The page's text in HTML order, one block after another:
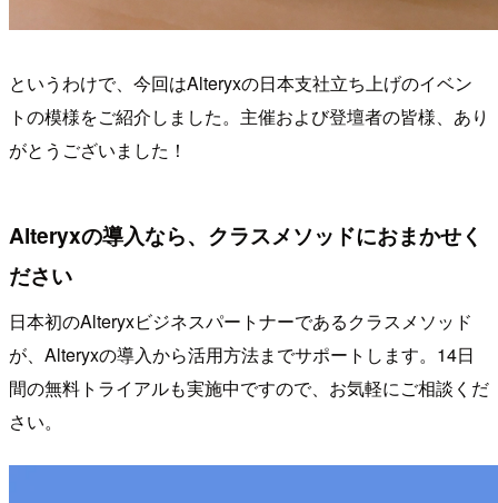
というわけで、今回はAlteryxの日本支社立ち上げのイベン
トの模様をご紹介しました。主催および登壇者の皆様、あり
がとうございました！
Alteryxの導入なら、クラスメソッドにおまかせく
ださい
日本初のAlteryxビジネスパートナーであるクラスメソッド
が、Alteryxの導入から活用方法までサポートします。14日
間の無料トライアルも実施中ですので、お気軽にご相談くだ
さい。